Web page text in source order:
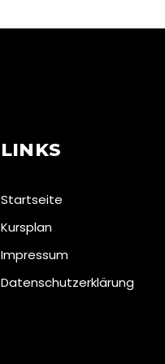
LINKS
Startseite
Kursplan
Impressum
Datenschutzerklärung